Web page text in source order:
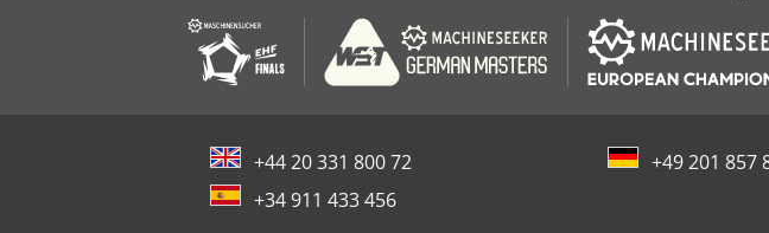
+44 20 331 800 72 +49 201 857
+34 911 433 456